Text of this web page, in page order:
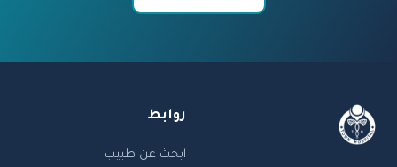
روابط
ابحث عن طبيب